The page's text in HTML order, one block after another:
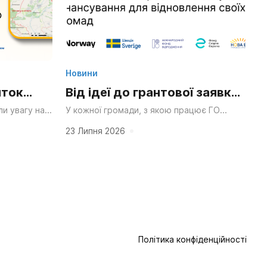
парк
увагу на
громад
Новини
Від ідеї до грантової заявки:
як ініціативні групи Сумщини
вчилися писати проекти та
У кожної громади, з якою працює ГО
сильна ідея — що хочеться змінити чи...
23 Липня 2026
Політика конфіденційності